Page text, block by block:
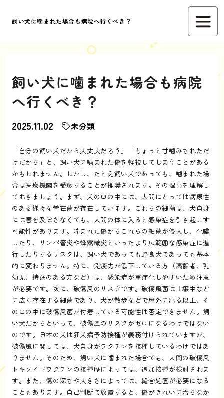
飼い犬に噛まれた場合も病院へ行くべき？
飼い犬に噛まれた場合も病院
へ行くべき？
2025.11.02 未分類
「自分の飼い犬だから大丈夫だろう」「ちょっと甘噛みされただ
けだから」と、飼い犬に噛まれた傷を軽視してしまうことがある
かもしれません。しかし、たとえ飼い犬であっても、噛まれた場
合は医療機関を受診することが推奨されます。その理由を理解し
ておきましょう。まず、犬の口の中には、人間にとっては病原性
のある様々な常在菌が存在しています。これらの細菌は、犬自身
には害を及ぼさなくても、人間の体に入ると感染症を引き起こす
可能性があります。噛まれた傷からこれらの細菌が侵入し、化膿
したり、リンパ管炎や蜂窩織炎といったより広範囲な感染症に進
行したりするリスクは、飼い犬であっても野良犬であっても基本
的に変わりません。特に、免疫力が低下している方（高齢者、乳
幼児、持病のある方など）は、感染症が重症化しやすいため注意
が必要です。次に、破傷風のリスクです。破傷風菌は土壌中など
に広く存在する細菌であり、犬が散歩などで屋外に出る以上、そ
の口の中に破傷風菌が付着している可能性は否定できません。飼
い犬だからといって、破傷風のリスクがゼロになるわけではない
のです。日本の犬は狂犬病予防接種が義務付けられていますが、
破傷風に関しては、犬自身がワクチンを接種しているわけではあ
りません。そのため、飼い犬に噛まれた場合でも、人間の破傷風
トキソイドワクチンの接種歴によっては、追加接種が検討されま
す。また、傷の深さや大きさによっては、縫合処置が必要になる
こともあります。自己判断で放置すると、傷がきれいに治らなか